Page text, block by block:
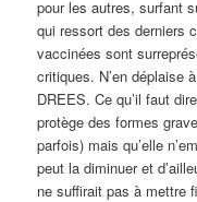
pour les autres, surfant
qui ressort des derniers
vaccinées sont
critiques. N’en déplaise
DREES. Ce qu’il faut
protège des formes
parfois) mais qu’elle
peut la diminuer et
ne suffirait pas à mettre